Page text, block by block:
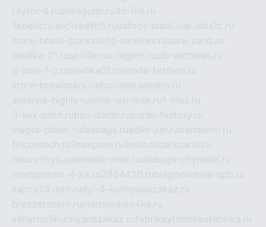
raytor-d.ruatillagunn.ru3d-file.ru
1xbeticricetc1xbetti5.ruuafoot-statti.rue-abis1c.ru
store-brawl-stars.rukts-services.rudark-sand.ru
sindika-01.rusp-life.rux-legion.rusib-archives.ru
e-abis-1-c.rusindika01.ruvenda-festival.ru
store-brawlstars.rudooraleksandria.ru
antenna-highly.ru mine-lab-msk.ru1-mus.ru
3-sex-porn.ruban-damn.rupurse-factory.ru
viagra-tablet.rufasbags.ruadler-jun.rubandamn.ru
fincontech.ru3sexporn.ru1mus.rudarksand.ru
rebus-toys.ru minelab-msk.rualabuga-cityhotel.ru
medsprawo-4-ka.ru2864420.rublagodarenie-spb.ru
zajmy24.rutovudyi-4-kuhnyanazakaz.ru
brazzerscom.ru medsprawo4ka.ru
xehyroo5kuhnyanazakaz.rufabrikayfabrikaefabrika.ru